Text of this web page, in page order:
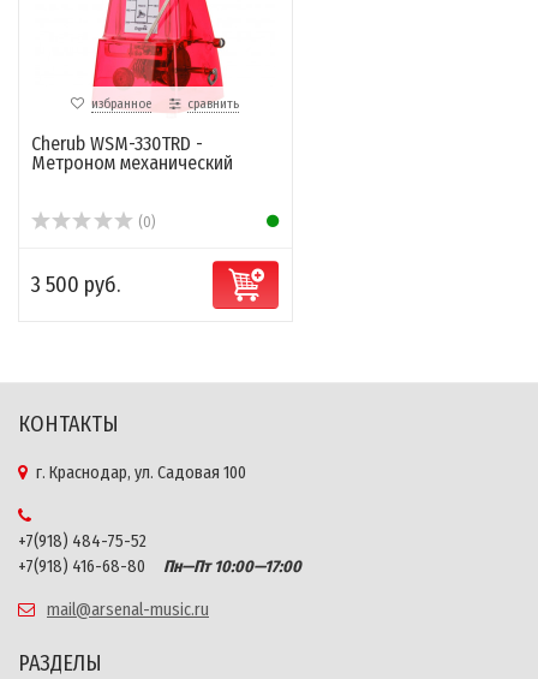
избранное сравнить
Cherub WSM-330TRD -
Метроном механический
(0)
3 500 руб.
КОНТАКТЫ
г. Краснодар, ул. Садовая 100
+7(918) 484-75-52
+7(918) 416-68-80
Пн—Пт 10:00—17:00
mail@arsenal-music.ru
РАЗДЕЛЫ